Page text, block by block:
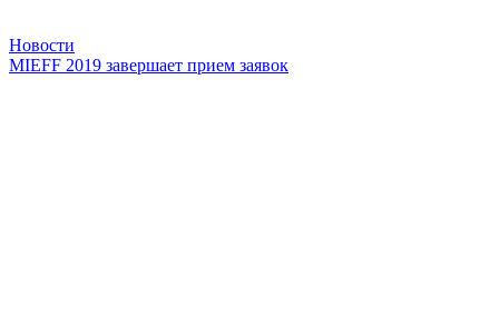
Новости
MIEFF 2019 завершает прием заявок